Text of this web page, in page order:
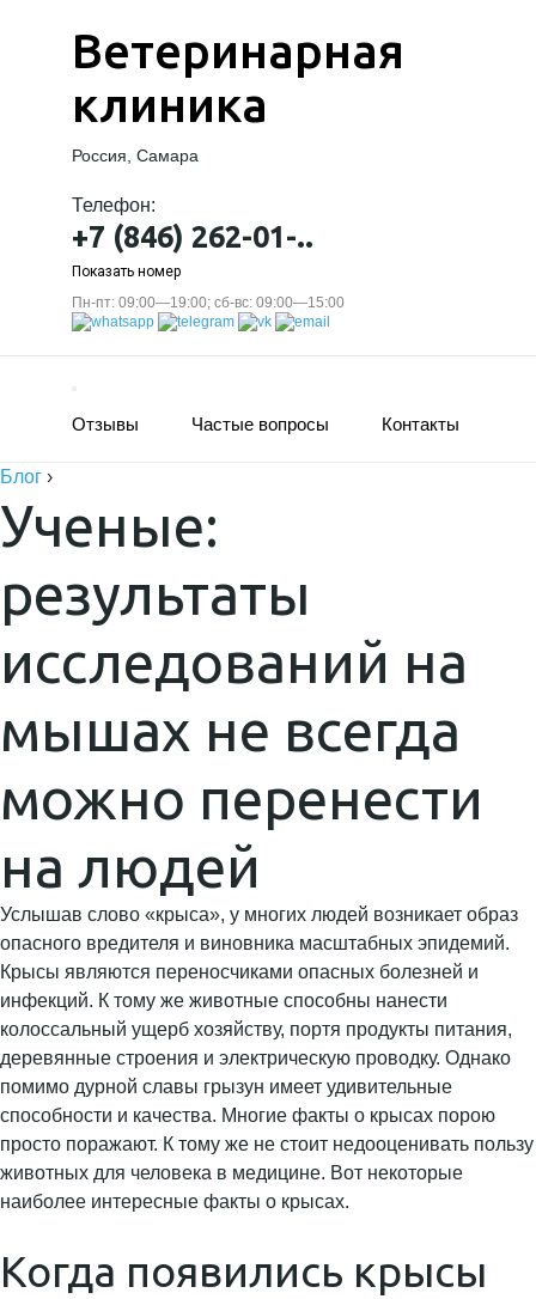
Ветеринарная
клиника
Россия, Самара
Телефон:
+7 (846) 262-01-..
Показать номер
Пн-пт: 09:00—19:00; сб-вс: 09:00—15:00
Отзывы Частые вопросы Контакты
Блог ›
Ученые:
результаты
исследований на
мышах не всегда
можно перенести
на людей
Услышав слово «крыса», у многих людей возникает образ
опасного вредителя и виновника масштабных эпидемий.
Крысы являются переносчиками опасных болезней и
инфекций. К тому же животные способны нанести
колоссальный ущерб хозяйству, портя продукты питания,
деревянные строения и электрическую проводку. Однако
помимо дурной славы грызун имеет удивительные
способности и качества. Многие факты о крысах порою
просто поражают. К тому же не стоит недооценивать пользу
животных для человека в медицине. Вот некоторые
наиболее интересные факты о крысах.
Когда появились крысы